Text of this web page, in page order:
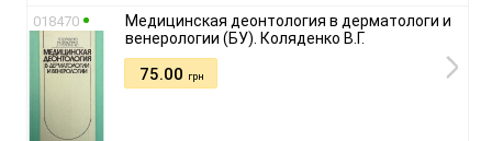
018470
Медицинская деонтология в дерматологи и
венерологии (БУ). Коляденко В.Г.
75.00 грн